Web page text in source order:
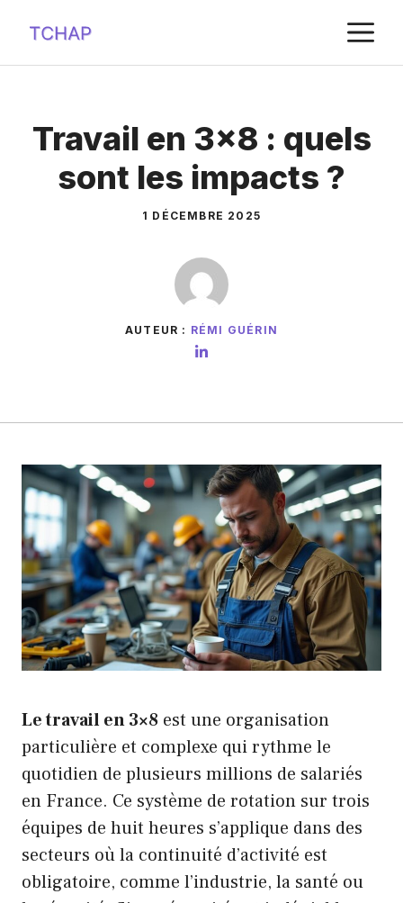
contenu
Travail en 3×8 : quels
sont les impacts ?
1 DÉCEMBRE 2025
AUTEUR : RÉMI GUÉRIN
Le travail en 3×8 est une organisation
particulière et complexe qui rythme le
quotidien de plusieurs millions de salariés
en France. Ce système de rotation sur trois
équipes de huit heures s’applique dans des
secteurs où la continuité d’activité est
obligatoire, comme l’industrie, la santé ou